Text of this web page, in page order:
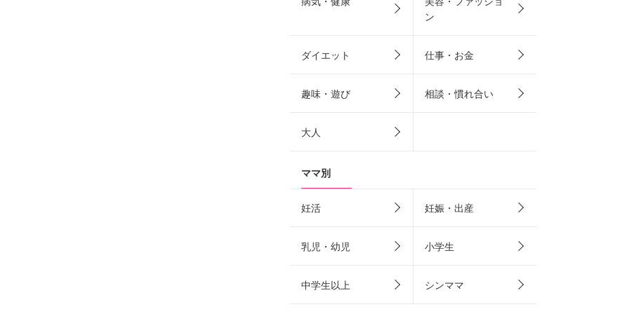
ン
ダイエット 仕事・お金
趣味・遊び 相談・慣れ合い
大人
ママ別
妊活 妊娠・出産
乳児・幼児 小学生
中学生以上 シンママ